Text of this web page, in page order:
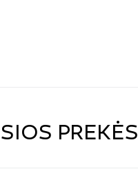
PREKĖS